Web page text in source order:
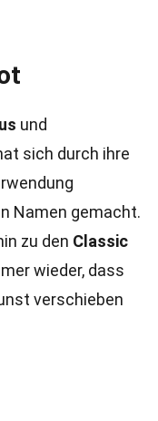
und
sich durch ihre
Namen gemacht.
zu den Classic
wieder, dass
verschieben